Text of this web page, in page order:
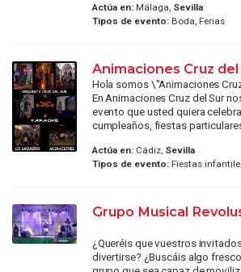
Actúa en:Málaga, Sevilla
Tipos de evento:Boda, Ferias
Animaciones Cruz del
Hola somos \"Animaciones
En Animaciones Cruz del Sur
evento que usted quiera
cumpleaños, fiestas particulares,
Actúa en:Cádiz, Sevilla
Tipos de evento:Fiestas
Grupo Musical
¿Queréis que vuestros
divertirse? ¿Buscáis algo